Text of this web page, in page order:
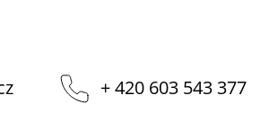
+ 420 603 543 377